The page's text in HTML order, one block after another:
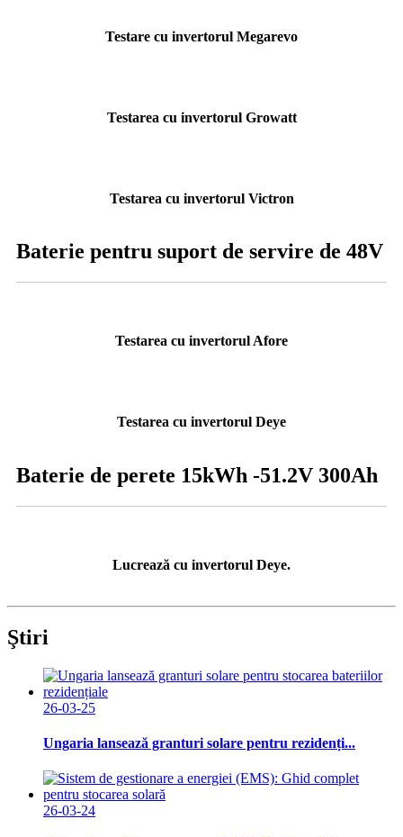
Testare cu invertorul Megarevo
Testarea cu invertorul Growatt
Testarea cu invertorul Victron
Baterie pentru suport de servire de 48V
Testarea cu invertorul Afore
Testarea cu invertorul Deye
Baterie de perete 15kWh -51.2V 300Ah
Lucrează cu invertorul Deye.
Ştiri
26-03-25
Ungaria lansează granturi solare pentru rezidenți...
26-03-24